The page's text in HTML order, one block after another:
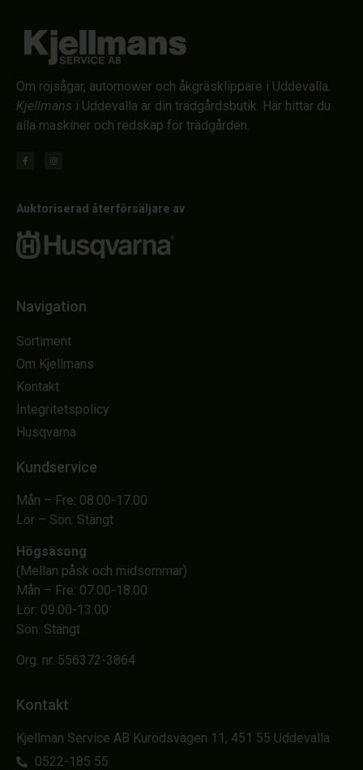
Om röjsågar, automower och åkgräsklippare i Uddevalla.
Kjellmans i Uddevalla är din trädgårdsbutik. Här hittar du
alla maskiner och redskap för trädgården.
Auktoriserad återförsäljare av
Navigation
Sortiment
Om Kjellmans
Kontakt
Integritetspolicy
Husqvarna
Kundservice
Mån – Fre: 08.00-17.00
Lör – Sön: Stängt
Högsäsong
(Mellan påsk och midsommar)
Mån – Fre: 07.00-18.00
Lör: 09.00-13.00
Sön: Stängt
Org. nr. 556372-3864
Kontakt
Kjellman Service AB Kurödsvägen 11, 451 55 Uddevalla
0522-185 55